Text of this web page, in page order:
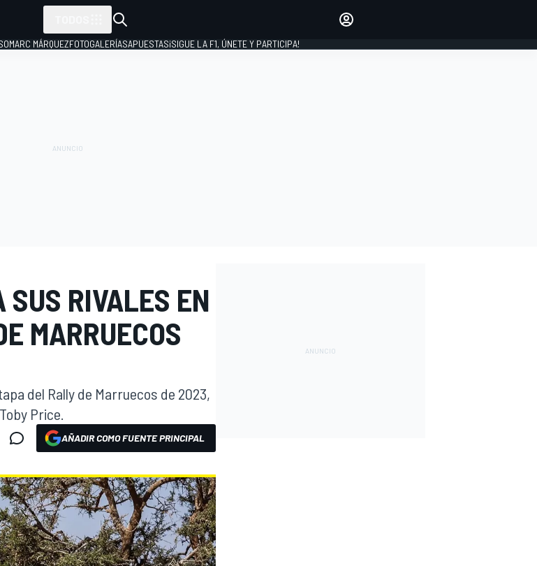
MARC MÁRQUEZFOTOGALERÍASAPUESTAS¡SIGUE LA F1, ÚNETE Y PARTICIPA!
SUS RIVALES EN
MARRUECOS
del Rally de Marruecos de 2023,
Price.
AÑADIR COMO FUENTE PRINCIPAL